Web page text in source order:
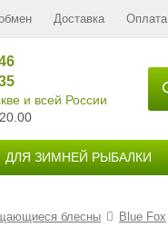
Доставка Оплата
и всей России
ДЛЯ ЗИМНЕЙ РЫБАЛКИ
блесны Blue Fox